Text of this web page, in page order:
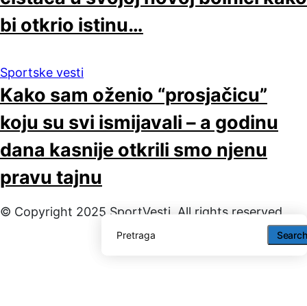
Search
Search
bi otkrio istinu…
Sportske vesti
Kako sam oženio “prosjačicu”
koju su svi ismijavali – a godinu
dana kasnije otkrili smo njenu
pravu tajnu
© Copyright 2025 SportVesti. All rights reserved